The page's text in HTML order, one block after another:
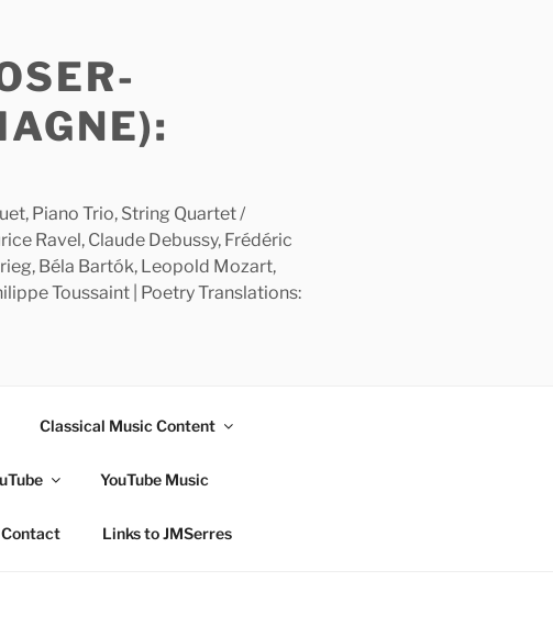
Piano Trio, String Quartet /
Ravel, Claude Debussy, Frédéric
Béla Bartók, Leopold Mozart,
Toussaint | Poetry Translations:
Classical Music Content
YouTube Music
Contact Links to JMSerres